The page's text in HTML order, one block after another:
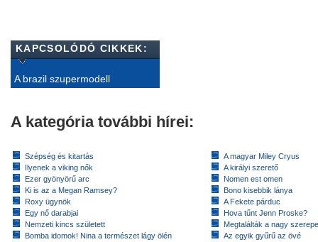
KAPCSOLÓDÓ CIKKEK:
A brazil szupermodell
A kategória további hírei:
Szépség és kitartás
Ilyenek a viking nők
Ezer gyönyörű arc
Ki is az a Megan Ramsey?
Roxy ügynök
Egy nő darabjai
Nemzeti kincs született
Bomba idomok! Nina a természet lágy ölén
A magyar Miley Cryus
A királyi szerető
Nomen est omen
Bono kisebbik lánya
A Fekete párduc
Hova tűnt Jenn Proske?
Megtalálták a nagy
Az egyik gyűrű az övé